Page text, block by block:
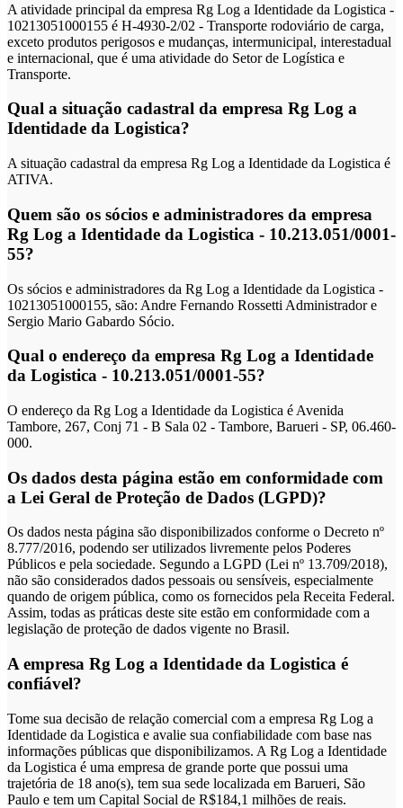
A atividade principal da empresa Rg Log a Identidade da Logistica -
10213051000155 é H-4930-2/02 - Transporte rodoviário de carga,
exceto produtos perigosos e mudanças, intermunicipal, interestadual
e internacional, que é uma atividade do Setor de Logística e
Transporte.
Qual a situação cadastral da empresa Rg Log a
Identidade da Logistica?
A situação cadastral da empresa Rg Log a Identidade da Logistica é
ATIVA.
Quem são os sócios e administradores da empresa
Rg Log a Identidade da Logistica - 10.213.051/0001-
55?
Os sócios e administradores da Rg Log a Identidade da Logistica -
10213051000155, são: Andre Fernando Rossetti Administrador e
Sergio Mario Gabardo Sócio.
Qual o endereço da empresa Rg Log a Identidade
da Logistica - 10.213.051/0001-55?
O endereço da Rg Log a Identidade da Logistica é Avenida
Tambore, 267, Conj 71 - B Sala 02 - Tambore, Barueri - SP, 06.460-
000.
Os dados desta página estão em conformidade com
a Lei Geral de Proteção de Dados (LGPD)?
Os dados nesta página são disponibilizados conforme o Decreto nº
8.777/2016, podendo ser utilizados livremente pelos Poderes
Públicos e pela sociedade. Segundo a LGPD (Lei nº 13.709/2018),
não são considerados dados pessoais ou sensíveis, especialmente
quando de origem pública, como os fornecidos pela Receita Federal.
Assim, todas as práticas deste site estão em conformidade com a
legislação de proteção de dados vigente no Brasil.
A empresa Rg Log a Identidade da Logistica é
confiável?
Tome sua decisão de relação comercial com a empresa Rg Log a
Identidade da Logistica e avalie sua confiabilidade com base nas
informações públicas que disponibilizamos. A Rg Log a Identidade
da Logistica é uma empresa de grande porte que possui uma
trajetória de 18 ano(s), tem sua sede localizada em Barueri, São
Paulo e tem um Capital Social de R$184,1 milhões de reais.